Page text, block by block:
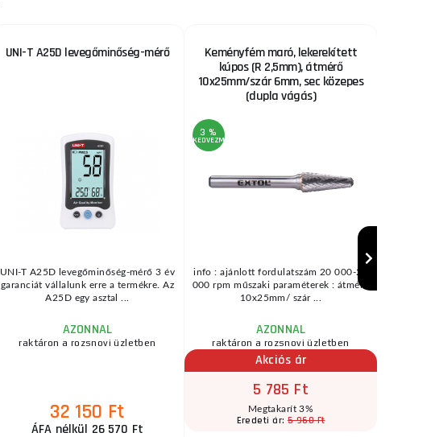
UNI-T A25D levegőminőség-mérő
UNI-T A25D levegőminőség-mérő 3 év
garanciát vállalunk erre a termékre. Az
A25D egy asztal ...
AZONNAL
raktáron a rozsnovi üzletben
32 150 Ft
ÁFA nélkül 26 570 Ft
Keményfém maró, lekerekített
kúpos (R 2,5mm), átmérő
10x25mm/szár 6mm, sec közepes
(dupla vágás)
3 %
KEDVEZMÉNY
info : ajánlott fordulatszám 20 000-23
000 rpm műszaki paraméterek : átmérő
10x25mm/ szár ...
AZONNAL
raktáron a rozsnovi üzletben
Akciós ár
5 785 Ft
Megtakarít 3%
Eredeti ár:5 960 Ft